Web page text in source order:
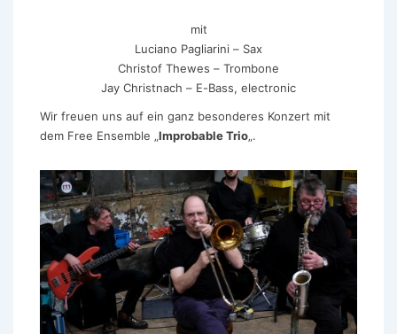
mit
Luciano Pagliarini – Sax
Christof Thewes – Trombone
Jay Christnach – E-Bass, electronic
Wir freuen uns auf ein ganz besonderes Konzert mit
dem Free Ensemble „Improbable Trio„.